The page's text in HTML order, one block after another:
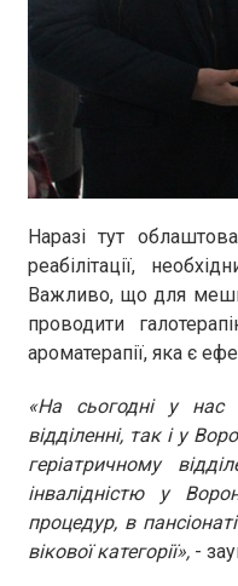
Наразі тут
реабілітації,
Важливо, що для
проводити
ароматерапії, яка є
«На сьогодні у
відділенні, так і у
геріатричному
інвалідністю у
процедур, в
вікової категорії», -